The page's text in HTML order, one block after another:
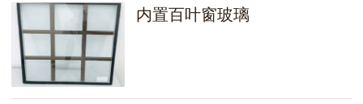
内置百叶窗玻璃